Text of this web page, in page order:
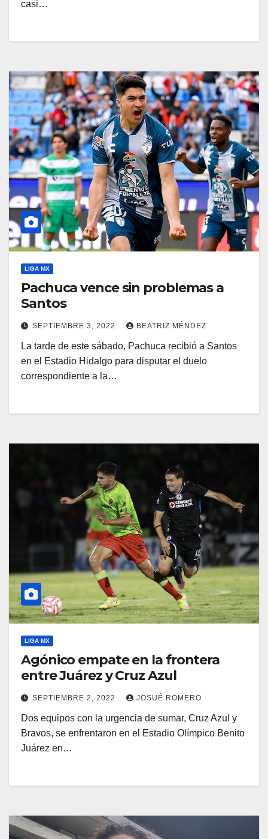
casi…
LIGA MX
Pachuca vence sin problemas a
Santos
SEPTIEMBRE 3, 2022 BEATRIZ MÉNDEZ
La tarde de este sábado, Pachuca recibió a Santos
en el Estadio Hidalgo para disputar el duelo
correspondiente a la…
LIGA MX
Agónico empate en la frontera
entre Juárez y Cruz Azul
SEPTIEMBRE 2, 2022 JOSUÉ ROMERO
Dos equipos con la urgencia de sumar, Cruz Azul y
Bravos, se enfrentaron en el Estadio Olímpico Benito
Juárez en…